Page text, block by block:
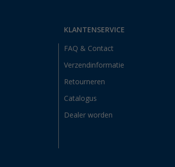
KLANTENSERVICE
FAQ & Contact
Verzendinformatie
Retourneren
Catalogus
Dealer worden